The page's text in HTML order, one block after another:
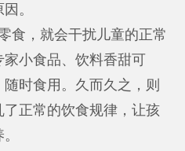
。
，就会干扰儿童的正常
家小食品、饮料香甜可
时食用。久而久之，则
正常的饮食规律，让孩